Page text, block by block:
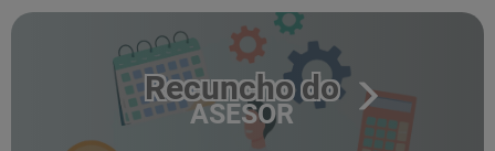
Recuncho do
ASESOR